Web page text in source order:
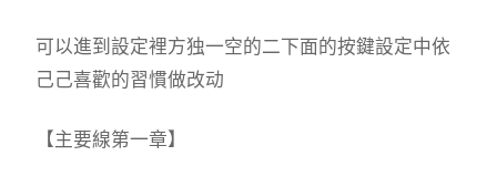
可以進到設定裡方独一空的二下面的按鍵設定中依
己己喜歡的習慣做改动
【主要線第一章】